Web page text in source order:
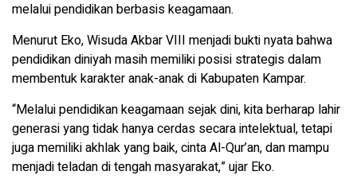
melalui pendidikan berbasis keagamaan.
Menurut Eko, Wisuda Akbar VIII menjadi bukti nyata bahwa
pendidikan diniyah masih memiliki posisi strategis dalam
membentuk karakter anak-anak di Kabupaten Kampar.
“Melalui pendidikan keagamaan sejak dini, kita berharap lahir
generasi yang tidak hanya cerdas secara intelektual, tetapi
juga memiliki akhlak yang baik, cinta Al-Qur’an, dan mampu
menjadi teladan di tengah masyarakat,” ujar Eko.